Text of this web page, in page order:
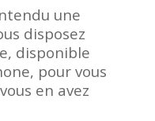
une
disposez
disponible
pour vous
en avez